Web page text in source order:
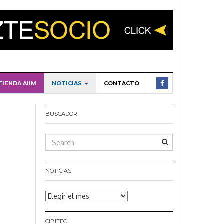
AIIM NOTICIAS CONTACTO
BUSCADOR
NOTICIAS
Noticias
CIBITEC